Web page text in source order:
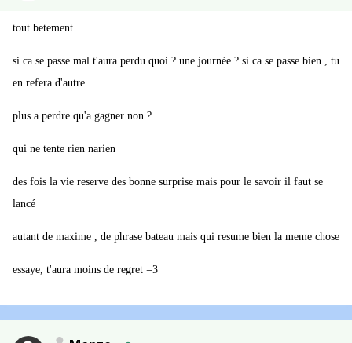
tout betement ...
si ca se passe mal t'aura perdu quoi ? une journée ? si ca se passe bien , tu
en refera d'autre.
plus a perdre qu'a gagner non ?
qui ne tente rien narien
des fois la vie reserve des bonne surprise mais pour le savoir il faut se
lancé
autant de maxime , de phrase bateau mais qui resume bien la meme chose
essaye, t'aura moins de regret =3